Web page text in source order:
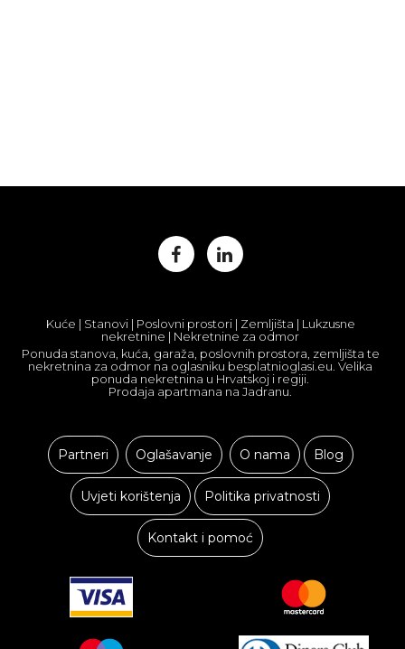
Kuće | Stanovi | Poslovni prostori | Zemljišta | Lukzusne
nekretnine | Nekretnine za odmor
Ponuda stanova, kuća, garaža, poslovnih prostora, zemljišta te
nekretnina za odmor na oglasniku besplatnioglasi.eu. Velika
ponuda nekretnina u Hrvatskoj i regiji.
Prodaja apartmana na Jadranu.
Partneri Oglašavanje O nama Blog
Uvjeti korištenja Politika privatnosti
Kontakt i pomoć